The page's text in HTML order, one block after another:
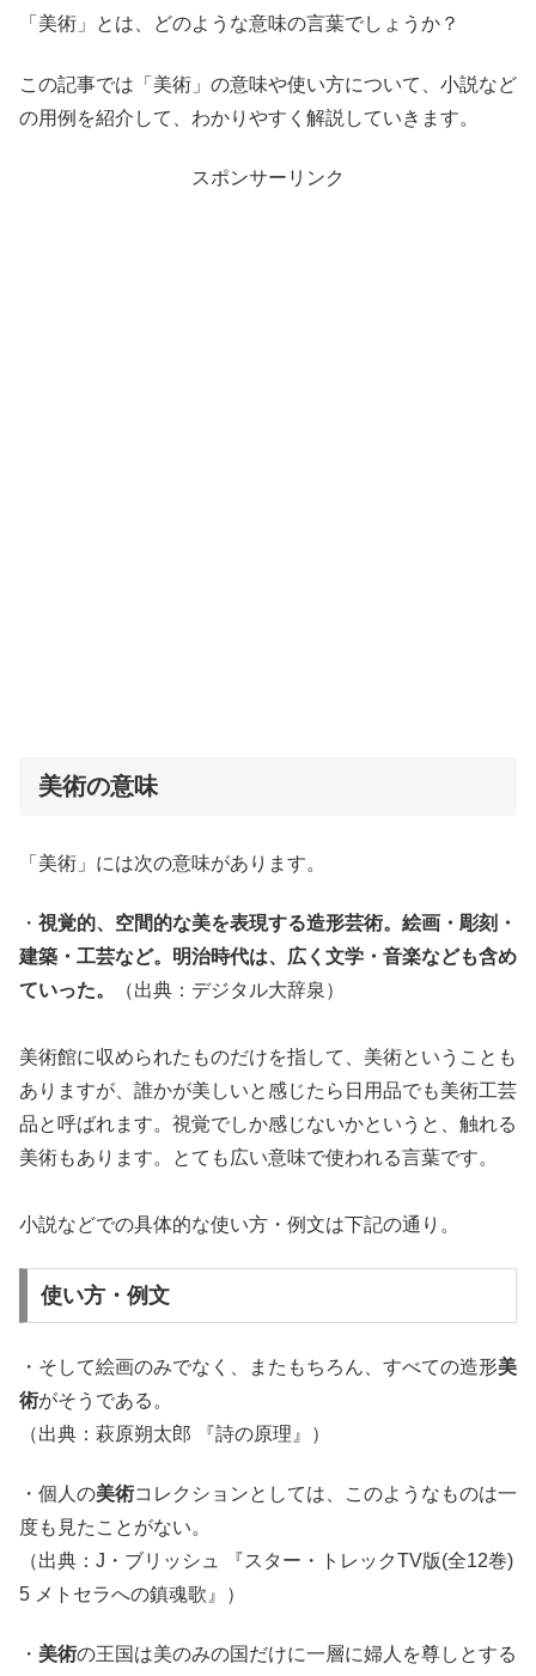
「美術」とは、どのような意味の言葉でしょうか？
この記事では「美術」の意味や使い方について、小説など
の用例を紹介して、わかりやすく解説していきます。
スポンサーリンク
美術の意味
「美術」には次の意味があります。
・ 視覚的、空間的な美を表現する造形芸術。絵画・彫刻・
建築・工芸など。明治時代は、広く文学・音楽なども含め
ていった。
（出典：デジタル大辞泉）
美術館に収められたものだけを指して、美術ということも
ありますが、誰かが美しいと感じたら日用品でも美術工芸
品と呼ばれます。視覚でしか感じないかというと、触れる
美術もあります。とても広い意味で使われる言葉です。
小説などでの具体的な使い方・例文は下記の通り。
使い方・例文
・そして絵画のみでなく、またもちろん、すべての造形美
術がそうである。
（出典：萩原朔太郎 『詩の原理』）
・個人の美術コレクションとしては、このようなものは一
度も見たことがない。
（出典：J・ブリッシュ 『スター・トレックTV版(全12巻)
5 メトセラへの鎮魂歌』）
・ 美術の王国は美のみの国だけに一層に婦人を尊しとする